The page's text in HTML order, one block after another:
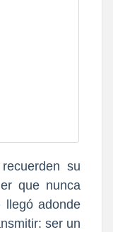
su
que nunca
adonde
ser un